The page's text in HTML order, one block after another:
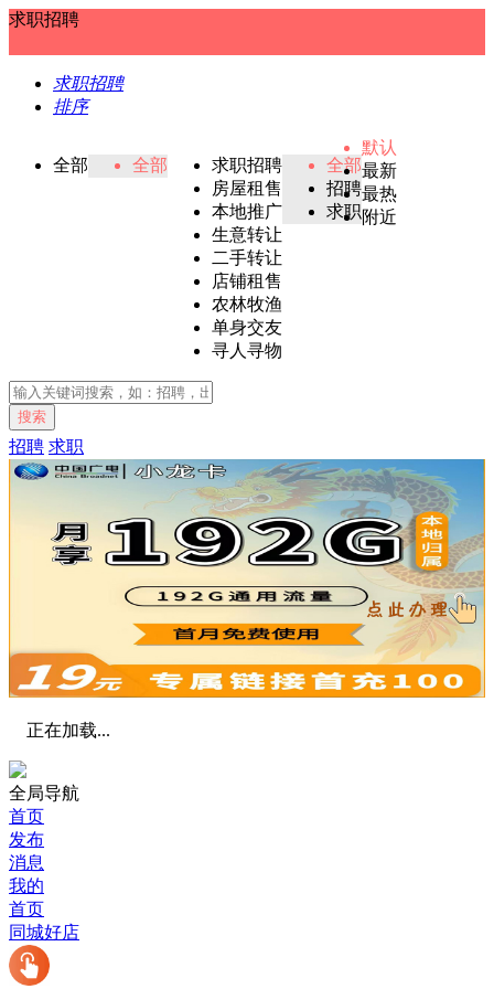
求职招聘
求职招聘
排序
全部 全部
求职招聘
房屋租售
本地推广
生意转让
二手转让
店铺租售
农林牧渔
单身交友
寻人寻物
全部
招聘
求职
默认
最新
最热
附近
搜索
招聘 求职
正在加载...
全局导航
首页
发布
消息
我的
首页
同城好店